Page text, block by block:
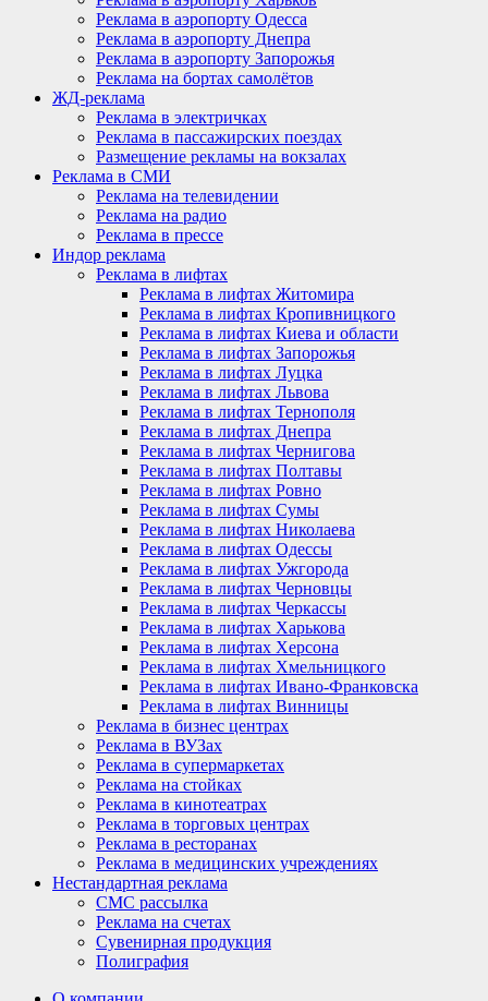
Реклама в аэропорту Одесса
Реклама в аэропорту Днепра
Реклама в аэропорту Запорожья
Реклама на бортах самолётов
ЖД-реклама
Реклама в электричках
Реклама в пассажирских поездах
Размещение рекламы на вокзалах
Реклама в СМИ
Реклама на телевидении
Реклама на радио
Реклама в прессе
Индор реклама
Реклама в лифтах
Реклама в лифтах Житомира
Реклама в лифтах Кропивницкого
Реклама в лифтах Киева и области
Реклама в лифтах Запорожья
Реклама в лифтах Луцка
Реклама в лифтах Львова
Реклама в лифтах Тернополя
Реклама в лифтах Днепра
Реклама в лифтах Чернигова
Реклама в лифтах Полтавы
Реклама в лифтах Ровно
Реклама в лифтах Сумы
Реклама в лифтах Николаева
Реклама в лифтах Одессы
Реклама в лифтах Ужгорода
Реклама в лифтах Черновцы
Реклама в лифтах Черкассы
Реклама в лифтах Харькова
Реклама в лифтах Херсона
Реклама в лифтах Хмельницкого
Реклама в лифтах Ивано-Франковска
Реклама в лифтах Винницы
Реклама в бизнес центрах
Реклама в ВУЗах
Реклама в супермаркетах
Реклама на стойках
Реклама в кинотеатрах
Реклама в торговых центрах
Реклама в ресторанах
Реклама в медицинских учреждениях
Нестандартная реклама
СМС рассылка
Реклама на счетах
Сувенирная продукция
Полиграфия